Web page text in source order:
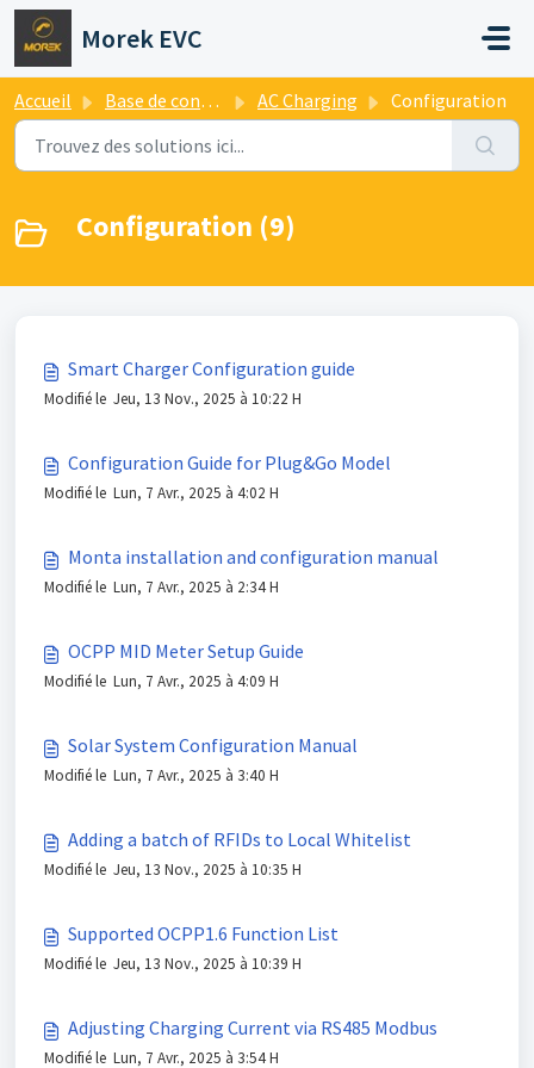
Passer au contenu principal
Morek EVC
Accueil Base de connaissances AC Charging Configuration
Configuration (9)
Smart Charger Configuration guide
Modifié le Jeu, 13 Nov., 2025 à 10:22 H
Configuration Guide for Plug&Go Model
Modifié le Lun, 7 Avr., 2025 à 4:02 H
Monta installation and configuration manual
Modifié le Lun, 7 Avr., 2025 à 2:34 H
OCPP MID Meter Setup Guide
Modifié le Lun, 7 Avr., 2025 à 4:09 H
Solar System Configuration Manual
Modifié le Lun, 7 Avr., 2025 à 3:40 H
Adding a batch of RFIDs to Local Whitelist
Modifié le Jeu, 13 Nov., 2025 à 10:35 H
Supported OCPP1.6 Function List
Modifié le Jeu, 13 Nov., 2025 à 10:39 H
Adjusting Charging Current via RS485 Modbus
Modifié le Lun, 7 Avr., 2025 à 3:54 H